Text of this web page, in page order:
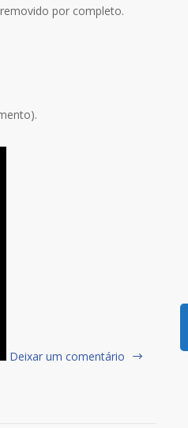
por completo.
Deixar um comentário